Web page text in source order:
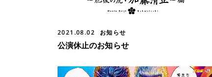
2021.08.02 お知らせ
公演休止のお知らせ